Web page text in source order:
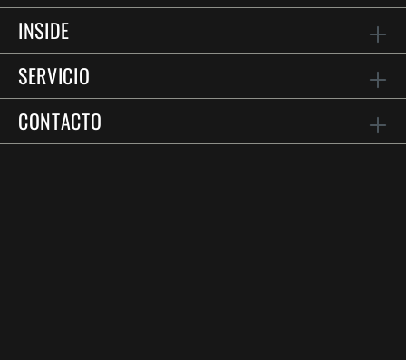
INSIDE
SERVICIO
CONTACTO